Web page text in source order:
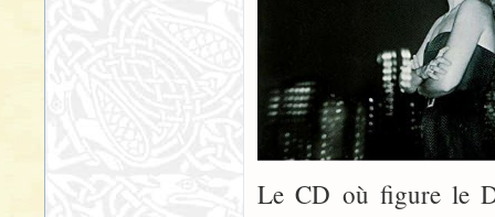
Le CD où figure le